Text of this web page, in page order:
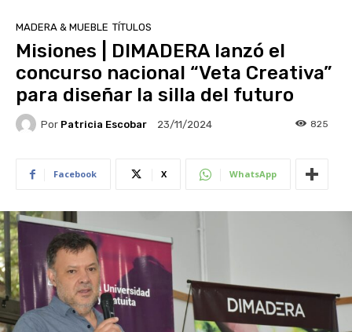
MADERA & MUEBLE TÍTULOS
Misiones | DIMADERA lanzó el
concurso nacional “Veta Creativa”
para diseñar la silla del futuro
Por Patricia Escobar 23/11/2024 825
Facebook X WhatsApp